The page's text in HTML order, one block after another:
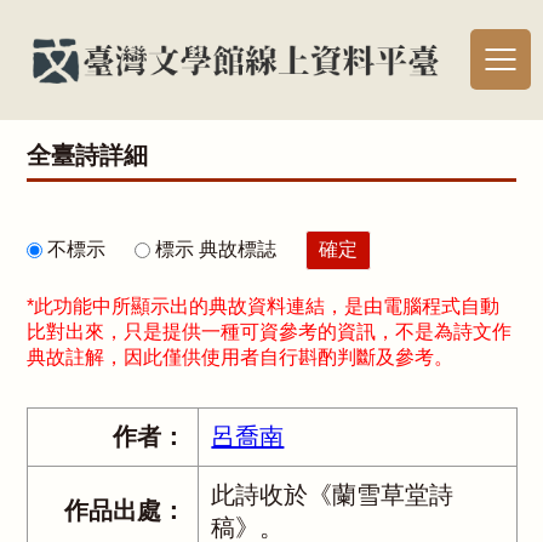
全臺詩詳細
不標示 標示 典故標誌
*此功能中所顯示出的典故資料連結，是由電腦程式自動
比對出來，只是提供一種可資參考的資訊，不是為詩文作
典故註解，因此僅供使用者自行斟酌判斷及參考。
作者： 呂喬南
作品出處：
此詩收於《蘭雪草堂詩
稿》。